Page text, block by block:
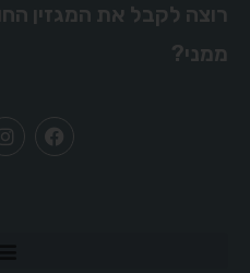
רוצה לקבל את המגזין
ממני?